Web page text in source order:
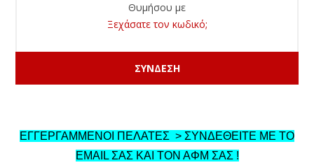
Θυμήσου με
Ξεχάσατε τον κωδικό;
ΕΓΓΕΡΓΑΜΜΕΝΟΙ ΠΕΛΑΤΕΣ > ΣΥΝΔΕΘΕΙΤΕ ΜΕ ΤΟ
EMAIL ΣΑΣ ΚΑΙ ΤΟΝ ΑΦΜ ΣΑΣ !